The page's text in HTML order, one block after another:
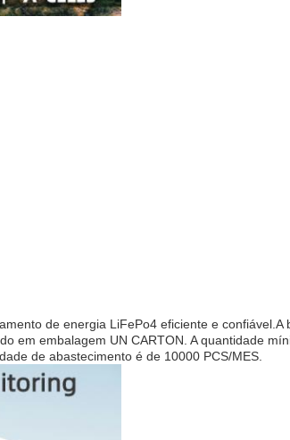
de energia LiFePo4 eficiente e
em embalagem UN CARTON. A quantidade
de abastecimento é de 10000 PCS/MES.